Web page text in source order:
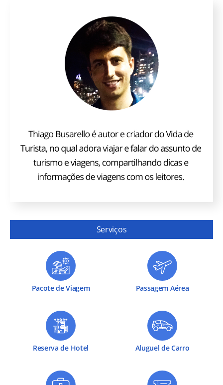
Serviços
Pacote de Viagem Passagem Aérea
Reserva de Hotel Aluguel de Carro